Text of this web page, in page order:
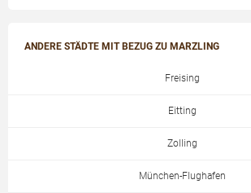
ANDERE STÄDTE MIT BEZUG ZU MARZLING
Freising
Eitting
Zolling
München-Flughafen